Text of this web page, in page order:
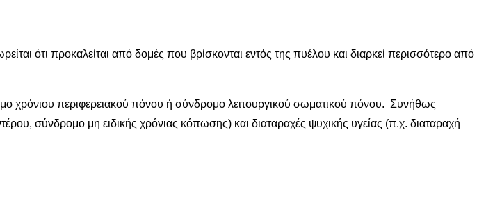
ότι προκαλείται από δομές που βρίσκονται εντός της πυέλου και διαρκεί περισσότερο από
χρόνιου περιφερειακού πόνου ή σύνδρομο λειτουργικού σωματικού πόνου. Συνήθως
σύνδρομο μη ειδικής χρόνιας κόπωσης) και διαταραχές ψυχικής υγείας (π.χ. διαταραχή